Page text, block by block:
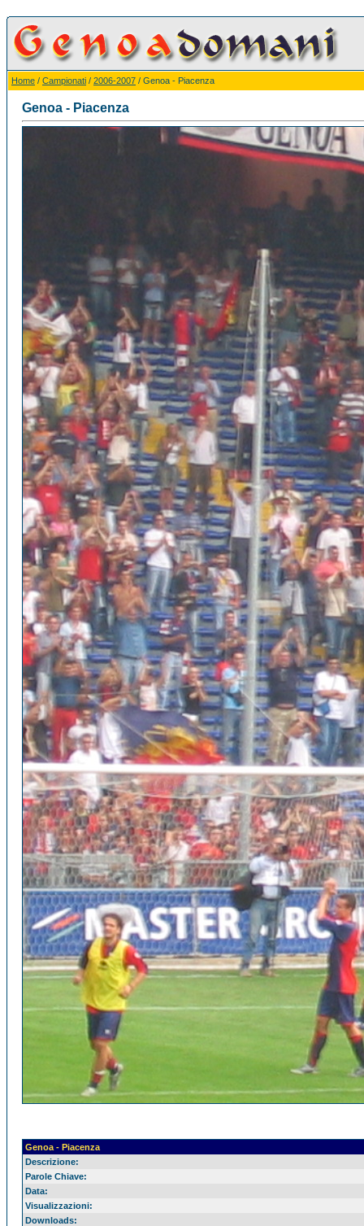
Home / Campionati / 2006-2007 / Genoa - Piacenza
Genoa - Piacenza
Genoa - Piacenza
Descrizione:
Parole Chiave:
Data:
Visualizzazioni:
Downloads: